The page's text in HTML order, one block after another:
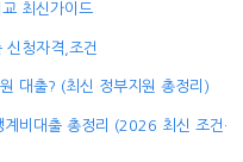
최신가이드
청자격,조건
대출? (최신 정부지원 총정리)
비대출 총정리 (2026 최신 조건·